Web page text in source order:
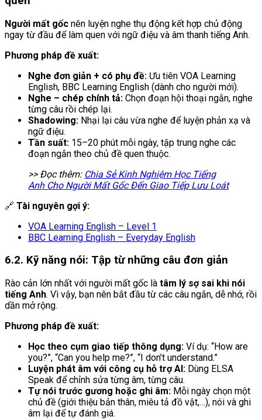
Người mất gốc nên luyện nghe thụ động kết hợp chủ động
ngay từ đầu để làm quen với ngữ điệu và âm thanh tiếng Anh.
Phương pháp đề xuất:
Nghe đơn giản + có phụ đề: Ưu tiên VOA Learning
English, BBC Learning English (dành cho người mới).
Nghe – chép chính tả: Chọn đoạn hội thoại ngắn, nghe
từng câu rồi chép lại.
Shadowing: Nhại lại câu vừa nghe để luyện phản xạ và
ngữ điệu.
Tần suất: 15–20 phút mỗi ngày, tập trung nghe các
đoạn ngắn theo chủ đề quen thuộc.
>> Đọc thêm: Chia Sẻ Kinh Nghiệm Học Tiếng
Anh Cho Người Mất Gốc Đến Giao Tiếp Lưu Loát
🔗 Tài nguyên gợi ý:
VOA Learning English – Level 1
BBC Learning English – Everyday English
6.2. Kỹ năng nói: Tập từ những câu đơn giản
Rào cản lớn nhất với người mất gốc là tâm lý sợ sai khi nói
tiếng Anh. Vì vậy, bạn nên bắt đầu từ các câu ngắn, dễ nhớ, rồi
dần mở rộng.
Phương pháp đề xuất:
Học theo cụm giao tiếp thông dụng: Ví dụ: “How are
you?”, “Can you help me?”, “I don’t understand.”
Luyện phát âm với công cụ hỗ trợ AI: Dùng ELSA
Speak để chỉnh sửa từng âm, từng câu.
Tự nói trước gương hoặc ghi âm: Mỗi ngày chọn một
chủ đề (giới thiệu bản thân, miêu tả đồ vật,…), nói và ghi
âm lại để tự đánh giá.